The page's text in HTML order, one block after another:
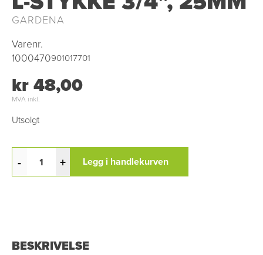
GARDENA
Varenr.
1000470901017701
kr 48,00
MVA inkl.
Utsolgt
- + Legg i handlekurven
BESKRIVELSE